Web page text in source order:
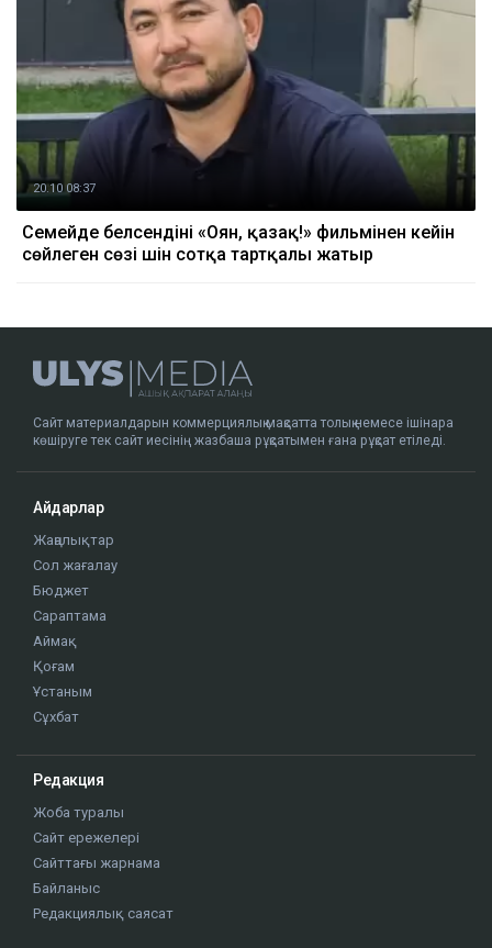
20.10 08:37
Семейде белсендіні «Оян, қазақ!» фильмінен кейін
сөйлеген сөзі үшін сотқа тартқалы жатыр
Сайт материалдарын коммерциялық мақсатта толық немесе ішінара
көшіруге тек сайт иесінің жазбаша рұқсатымен ғана рұқсат етіледі.
Айдарлар
Жаңалықтар
Сол жағалау
Бюджет
Сараптама
Аймақ
Қоғам
Ұстаным
Сұхбат
Редакция
Жоба туралы
Сайт ережелері
Сайттағы жарнама
Байланыс
Редакциялық саясат